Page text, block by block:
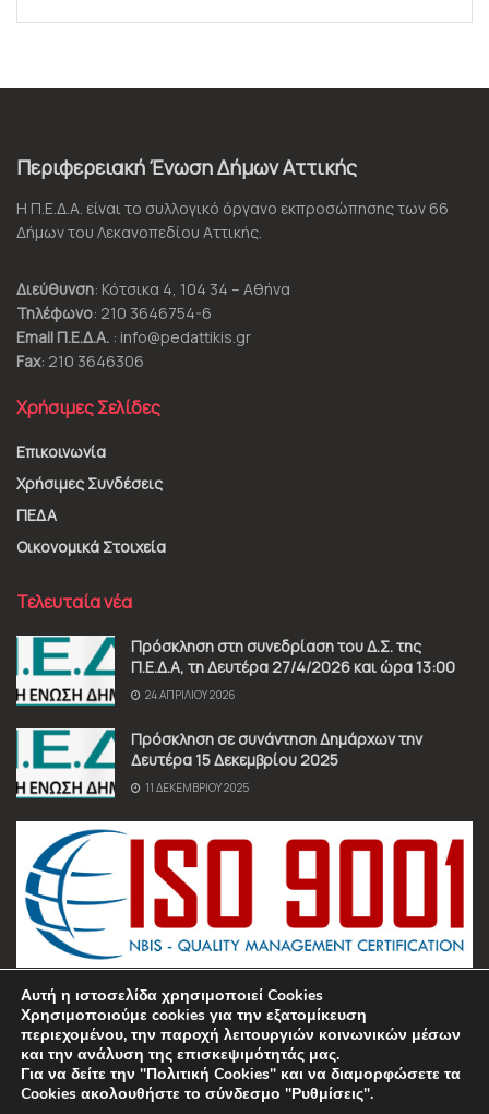
Περιφερειακή Ένωση Δήμων Αττικής
Η Π.Ε.Δ.Α. είναι το συλλογικό όργανο εκπροσώπησης των 66
Δήμων του Λεκανοπεδίου Αττικής.
Διεύθυνση: Κότσικα 4, 104 34 – Αθήνα
Τηλέφωνο: 210 3646754-6
Email Π.Ε.Δ.Α. : info@pedattikis.gr
Fax: 210 3646306
Χρήσιμες Σελίδες
Επικοινωνία
Χρήσιμες Συνδέσεις
ΠΕΔΑ
Οικονομικά Στοιχεία
Τελευταία νέα
Πρόσκληση στη συνεδρίαση του Δ.Σ. της
Π.Ε.Δ.Α, τη Δευτέρα 27/4/2026 και ώρα 13:00
24 ΑΠΡΙΛΊΟΥ 2026
Πρόσκληση σε συνάντηση Δημάρχων την
Δευτέρα 15 Δεκεμβρίου 2025
11 ΔΕΚΕΜΒΡΊΟΥ 2025
Όροι χρήσης Πολιτική Απορρήτου Επικοινωνία
© 2025 Π.Ε.Δ.Α. • All Rights Reserved • Manufactured by Sociality
Αυτή η ιστοσελίδα χρησιμοποιεί Cookies
Χρησιμοποιούμε cookies για την εξατομίκευση
περιεχομένου, την παροχή λειτουργιών κοινωνικών μέσων
και την ανάλυση της επισκεψιμότητάς μας.
Για να δείτε την "Πολιτική Cookies" και να διαμορφώσετε τα
Cookies ακολουθήστε το σύνδεσμο "Ρυθμίσεις".